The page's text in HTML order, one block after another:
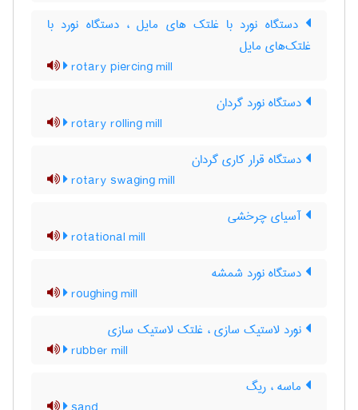
دستگاه نورد با غلتک های مایل ، دستگاه نورد با
غلتک‌های مایل
rotary piercing mill
دستگاه نورد گردان
rotary rolling mill
دستگاه قرار کاری گردان
rotary swaging mill
آسیای چرخشی
rotational mill
دستگاه نورد شمشه
roughing mill
نورد لاستیک سازی ، غلتک لاستیک سازی
rubber mill
ماسه ، ریگ